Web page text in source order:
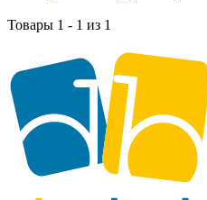
Товары 1 - 1 из 1